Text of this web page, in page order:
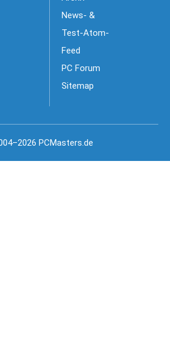
News- &
Test-Atom-
Feed
PC Forum
Sitemap
PCMasters.de